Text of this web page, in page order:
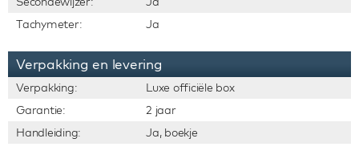
Tachymeter:
Ja
Verpakking en levering
Verpakking:
Luxe officiële box
Garantie:
2 jaar
Handleiding:
Ja, boekje